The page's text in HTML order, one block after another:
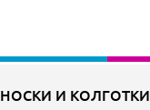
НОСКИ И КОЛГОТКИ